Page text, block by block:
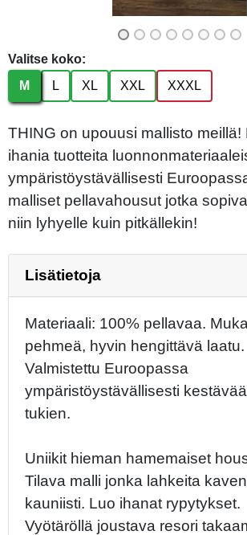
Valitse koko:
M
L XL XXL XXXL
THING on upouusi mallisto meillä!
ihania tuotteita
ympäristöystävällisesti
malliset pellavahousut jotka
niin lyhyelle kuin pitkällekin!
Lisätietoja
Materiaali: 100% pellavaa.
pehmeä, hyvin hengittävä laatu.
Valmistettu Euroopassa
ympäristöystävällisesti
tukien.
Uniikit hieman hamemaiset
Tilava malli jonka lahkeita
kauniisti. Luo ihanat rypytykset.
Vyötäröllä joustava resori